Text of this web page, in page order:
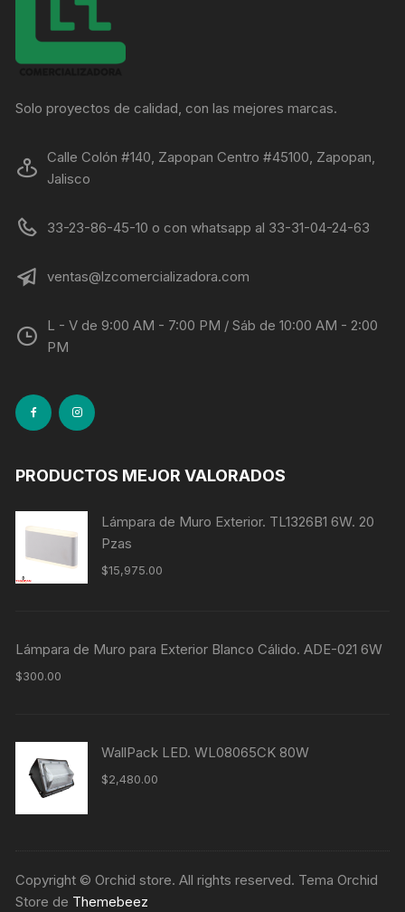
Solo proyectos de calidad, con las mejores marcas.
Calle Colón #140, Zapopan Centro #45100, Zapopan,
Jalisco
33-23-86-45-10 o con whatsapp al 33-31-04-24-63
ventas@lzcomercializadora.com
L - V de 9:00 AM - 7:00 PM / Sáb de 10:00 AM - 2:00
PM
PRODUCTOS MEJOR VALORADOS
Lámpara de Muro Exterior. TL1326B1 6W. 20
Pzas
$15,975.00
Lámpara de Muro para Exterior Blanco Cálido. ADE-021 6W
$300.00
WallPack LED. WL08065CK 80W
$2,480.00
Copyright © Orchid store. All rights reserved. Tema Orchid
Store de Themebeez